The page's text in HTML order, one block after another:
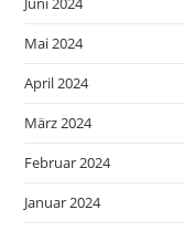
Mai 2024
April 2024
März 2024
Februar 2024
Januar 2024